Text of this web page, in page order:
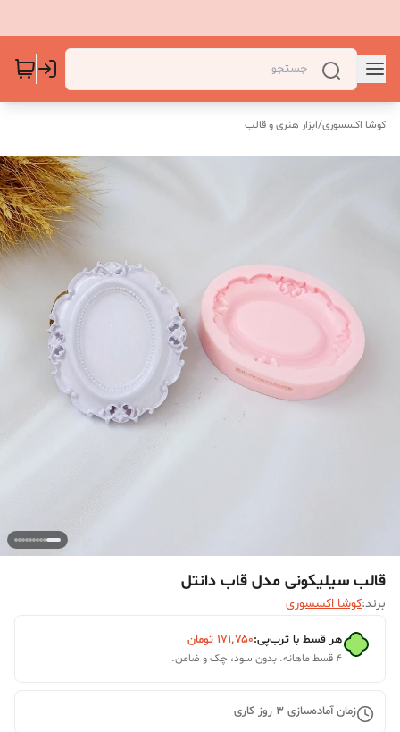
کوشا اکسسوری/ابزار هنری و قالب
قالب سیلیکونی مدل قاب دانتل
برند:کوشا اکسسوری
هر قسط با ترب‌پی:۱۷۱٬۷۵۰ تومان
۴ قسط ماهانه. بدون سود، چک و ضامن.
زمان آماده‌سازی 3 روز کاری